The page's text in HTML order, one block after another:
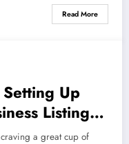
Read More
Up
Listing:
to Find
a great cup of